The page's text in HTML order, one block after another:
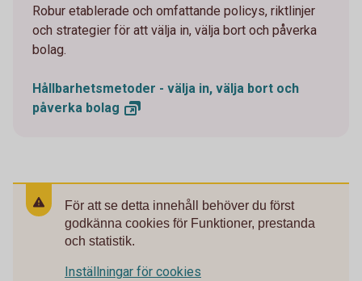
Robur etablerade och omfattande policys, riktlinjer
och strategier för att välja in, välja bort och påverka
bolag.
Hållbarhetsmetoder - välja in, välja bort och
påverka bolag
För att se detta innehåll behöver du först
godkänna cookies för Funktioner, prestanda
och statistik.
Inställningar för cookies